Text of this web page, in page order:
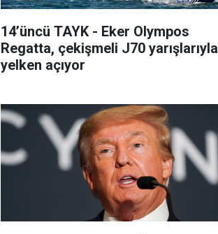
14’üncü TAYK - Eker Olympos
Regatta, çekişmeli J70 yarışlarıyla
yelken açıyor